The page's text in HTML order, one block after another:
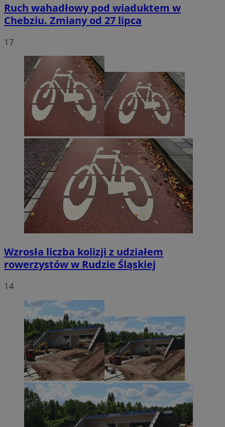
Ruch wahadłowy pod wiaduktem w
Chebziu. Zmiany od 27 lipca
17
Wzrosła liczba kolizji z udziałem
rowerzystów w Rudzie Śląskiej
14